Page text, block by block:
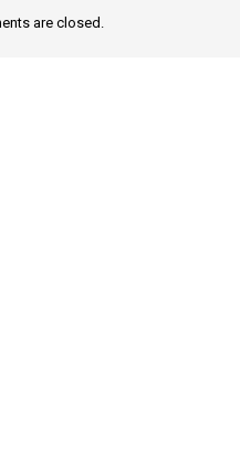
are closed.